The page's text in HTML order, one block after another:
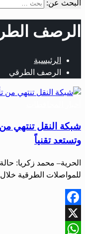
البحث عن:
الرصف
الرئيسية
الرصف الطرقي
وتستعد تقنياً
الحرية– محمد زكريا:
للمواصلات الطرقية خلال الـ15 عاماً
Facebook
X